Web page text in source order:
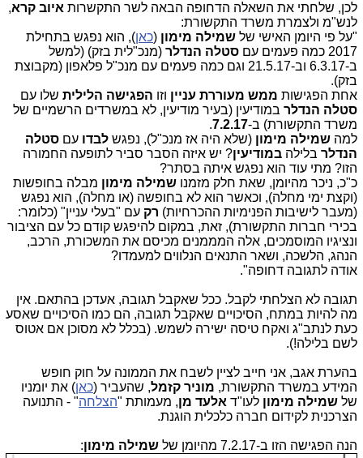
לכן, שלחתי את השאלה הדחופה הבאה לשר התקשרות איוב קרא,
לנש"מ ולצמרת משרד התקשורת:
"על פי היומן האישי של שמילה מימון (כאן), הוא נפגש בתחילת
2017 כמה פעמים עם
סטלה הנדלר (מנכ"לית בזק) (למשל
ב-6.3.17 וב-21.5.17 וגם כמה פעמים עם מנכ"ל פלאפון (מקבוצת
בזק).
אחת הפגישות ממש מעוררת עניין וזו הפגישה הלילית שלו עם
סטלה הנדלר במודיעין (בעיר מודיעין, לא במשרדים הרשמיים של
משרד התקשורת) ב-7.2.17
.
למה שמילה מימון (שלא היה אז מנכ"ל), נפגש לבדו עם סטלה
הנדלר בלילה במודיעין? יש איזה הסבר סביר לתופעה החמורה
הזו? מתי עוד הוא נפגש איתה בסתר?
כ"כ, ניכר מהיומן, שאת חלק מזמנו שמילה מימון מבלה בחופשות
(וקצת ימי מחלה), וכאשר הוא לא בחופשה (או מחלה), הוא נפגש
(מעבר לישיבות הפנימיות ההכרחיות) רק עם "בעלי עניין" (כלומר:
בכירי חברות התקשורת), זאת, במקום להיפגש קודם כל עם הציבור
ונציגיו המוסמכים, אלה המממנים מכיסם את המשכורת, הרכב,
הנהג, הלשכה, ושאר התנאים הנלווים למעמדו?
אודה לתגובה דחופה".
תגובה לא הצלחתי לקבל. ככל שאקבל תגובה, אעדכן בהתאם. אין
מה להיות במתח, הסיכויים שאקבל תגובה, הם כמו הסיכויים שאסע
כעת לנתב"ג ואקח טיסה ישירה לשמש. (בכלל לא מסוכן אם אטוס
לשם בלילה!).
בהערת אגב, אני חייב לציין לשבח את הממונה על חוק חופש
המידע במשרד התקשורת, מוניר קזמל, שהעביר (כאן) את יומניו
של שמילה מימון לעו"ד אלעד מן, מעמותת "הצלחה" - התנועה
הצרכנית לקידום חברה כלכלית הוגנת.
הנה הפגישה הזו ב-7.2.17 מהיומן של שמילה מימון: